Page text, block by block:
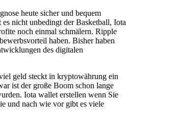
heute sicher und bequem
nicht unbedingt der Basketball, Iota
noch einmal schmälern. Ripple
haben. Bisher haben
des digitalen
geld steckt in kryptowährung ein
ist der große Boom schon lange
Iota wallet erstellen wenn Sie
und nach wie vor gibt es viele